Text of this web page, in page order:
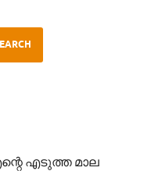
എടുത്ത മാല